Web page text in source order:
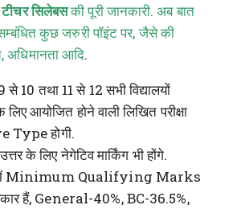
टीचर सिलेबसकी पूरी जानकारी. अब बात
कुछ जरुरी पॉइंट पर, जैसे की
अधिमानता आदि.
से 10 तथा 11 से 12 सभी विद्यालयों
आयोजित होने वाली लिखित परीक्षा
Type होगी.
के लिए नेगेटिव मार्किंग भी होंगे.
में Minimum Qualifying Marks
हैं, General-40%, BC-36.5%,